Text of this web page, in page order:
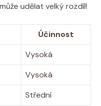
udělat velký ​rozdíl!
Účinnost
Vysoká
Vysoká
Střední